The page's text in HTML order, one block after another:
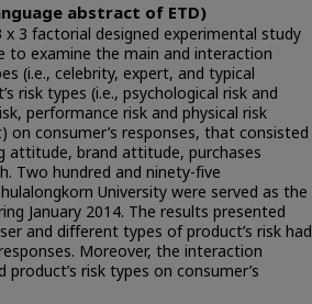
abstract of ETD)
3 factorial designed experimental study
examine the main and interaction
(i.e., celebrity, expert, and typical
risk types (i.e., psychological risk and
performance risk and physical risk
on consumer’s responses, that consisted
attitude, brand attitude, purchases
Two hundred and ninety-five
University were served as the
January 2014. The results presented
and different types of product’s risk had
Moreover, the interaction
risk types on consumer’s